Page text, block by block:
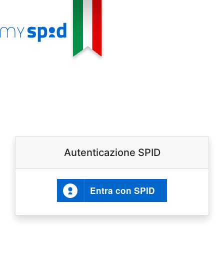
Autenticazione SPID
Entra con SPID